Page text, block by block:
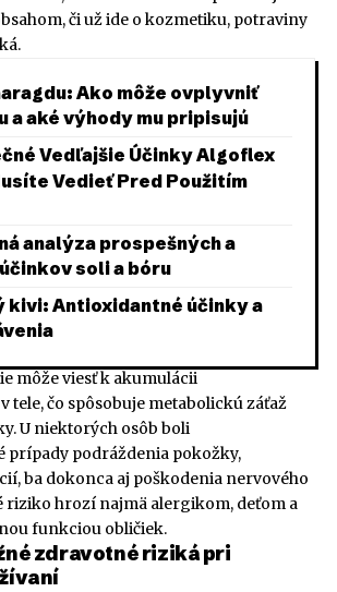
či už ide o kozmetiku, potraviny
Ako môže ovplyvniť
a aké výhody mu pripisujú
Vedľajšie Účinky Algoflex
Vedieť Pred Použitím
analýza prospešných a
soli a bóru
kivi: Antioxidantné účinky a
môže viesť k akumulácii
tele, čo spôsobuje metabolickú záťaž
U niektorých osôb boli
prípady podráždenia pokožky,
ba dokonca aj poškodenia nervového
riziko hrozí najmä alergikom, deťom a
funkciou obličiek.
zdravotné riziká pri